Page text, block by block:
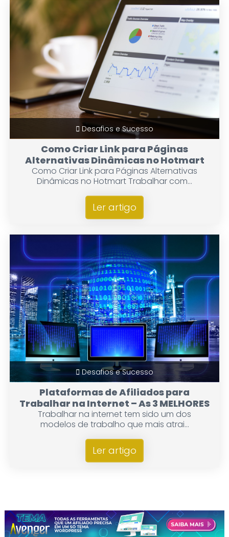
Desafios e Sucesso
Como Criar Link para Páginas
Alternativas Dinâmicas no Hotmart
Como Criar Link para Páginas Alternativas
Dinâmicas no Hotmart Trabalhar com...
Ler artigo
Desafios e Sucesso
Plataformas de Afiliados para
Trabalhar na Internet – As 3 MELHORES
Trabalhar na internet tem sido um dos
modelos de trabalho que mais atrai...
Ler artigo